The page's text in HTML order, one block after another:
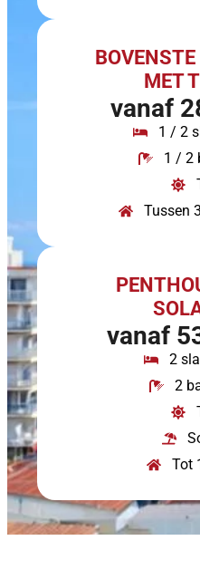
MET
vanaf
1 / 2
1 / 2
Tussen
vanaf
2
2
Tot